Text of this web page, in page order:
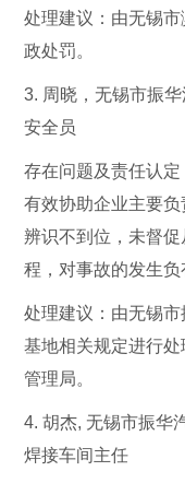
处理建议：由无锡
政处罚。
3. 周晓，无锡市振
安全员
存在问题及责任认
有效协助企业主要
辨识不到位，未督
程，对事故的发生负
处理建议：由无锡
基地相关规定进行
管理局。
4. 胡杰, 无锡市振华
焊接车间主任